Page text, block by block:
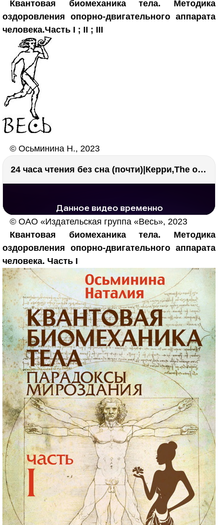
Квантовая биомеханика тела. Методика
оздоровления опорно-двигательного аппарата
человека.Часть I ; II ; III
© Осьминина Н., 2023
24 часа чтения без сна (почти)|Керри,The one единственный, Адвокат дьявола
© ОАО «Издательская группа «Весь», 2023
Квантовая биомеханика тела. Методика
оздоровления опорно-двигательного аппарата
человека. Часть I